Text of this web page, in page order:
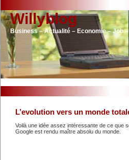
Willyblog
Business – Actualité – Economie – Job
L’evolution vers un monde
Voilà une idée assez intéressante de ce que
Google est rendu maître absolu du monde.